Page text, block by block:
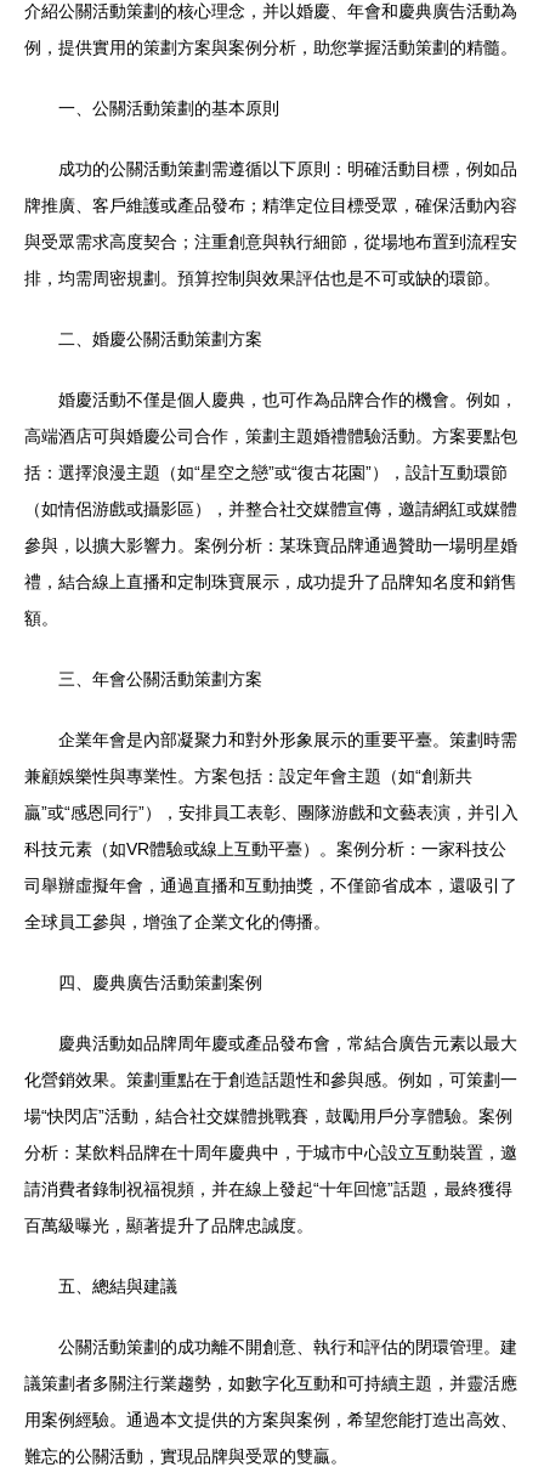
介紹公關活動策劃的核心理念，并以婚慶、年會和慶典廣告活動為
例，提供實用的策劃方案與案例分析，助您掌握活動策劃的精髓。
一、公關活動策劃的基本原則
成功的公關活動策劃需遵循以下原則：明確活動目標，例如品
牌推廣、客戶維護或產品發布；精準定位目標受眾，確保活動內容
與受眾需求高度契合；注重創意與執行細節，從場地布置到流程安
排，均需周密規劃。預算控制與效果評估也是不可或缺的環節。
二、婚慶公關活動策劃方案
婚慶活動不僅是個人慶典，也可作為品牌合作的機會。例如，
高端酒店可與婚慶公司合作，策劃主題婚禮體驗活動。方案要點包
括：選擇浪漫主題（如“星空之戀”或“復古花園”），設計互動環節
（如情侶游戲或攝影區），并整合社交媒體宣傳，邀請網紅或媒體
參與，以擴大影響力。案例分析：某珠寶品牌通過贊助一場明星婚
禮，結合線上直播和定制珠寶展示，成功提升了品牌知名度和銷售
額。
三、年會公關活動策劃方案
企業年會是內部凝聚力和對外形象展示的重要平臺。策劃時需
兼顧娛樂性與專業性。方案包括：設定年會主題（如“創新共
贏”或“感恩同行”），安排員工表彰、團隊游戲和文藝表演，并引入
科技元素（如VR體驗或線上互動平臺）。案例分析：一家科技公
司舉辦虛擬年會，通過直播和互動抽獎，不僅節省成本，還吸引了
全球員工參與，增強了企業文化的傳播。
四、慶典廣告活動策劃案例
慶典活動如品牌周年慶或產品發布會，常結合廣告元素以最大
化營銷效果。策劃重點在于創造話題性和參與感。例如，可策劃一
場“快閃店”活動，結合社交媒體挑戰賽，鼓勵用戶分享體驗。案例
分析：某飲料品牌在十周年慶典中，于城市中心設立互動裝置，邀
請消費者錄制祝福視頻，并在線上發起“十年回憶”話題，最終獲得
百萬級曝光，顯著提升了品牌忠誠度。
五、總結與建議
公關活動策劃的成功離不開創意、執行和評估的閉環管理。建
議策劃者多關注行業趨勢，如數字化互動和可持續主題，并靈活應
用案例經驗。通過本文提供的方案與案例，希望您能打造出高效、
難忘的公關活動，實現品牌與受眾的雙贏。